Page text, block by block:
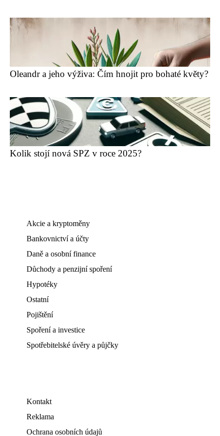
Oleandr a jeho výživa: Čím hnojit pro bohaté květy?
Kolik stojí nová SPZ v roce 2025?
Akcie a kryptoměny
Bankovnictví a účty
Daně a osobní finance
Důchody a penzijní spoření
Hypotéky
Ostatní
Pojištění
Spoření a investice
Spotřebitelské úvěry a půjčky
Kontakt
Reklama
Ochrana osobních údajů